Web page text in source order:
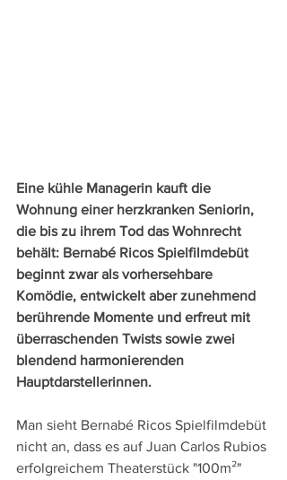
Eine kühle Managerin kauft die
Wohnung einer herzkranken Seniorin,
die bis zu ihrem Tod das Wohnrecht
behält: Bernabé Ricos Spielfilmdebüt
beginnt zwar als vorhersehbare
Komödie, entwickelt aber zunehmend
berührende Momente und erfreut mit
überraschenden Twists sowie zwei
blendend harmonierenden
Hauptdarstellerinnen.
Man sieht Bernabé Ricos Spielfilmdebüt
nicht an, dass es auf Juan Carlos Rubios
erfolgreichem Theaterstück "100m²"